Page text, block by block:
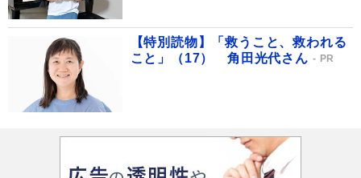
【特別読物】「救うこと、救われる
こと」（17） 角田光代さん
PR